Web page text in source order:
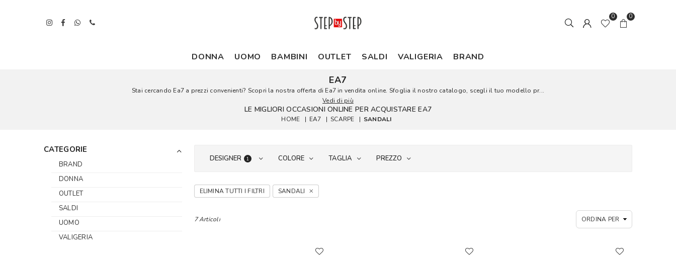
0 0
DONNA UOMO BAMBINI OUTLET SALDI VALIGERIA BRAND
EA7
Stai cercando Ea7 a prezzi convenienti? Scopri la nostra offerta di Ea7 in vendita online. Sfoglia il nostro catalogo, scegli il tuo modello pr...
Vedi di più
LE MIGLIORI OCCASIONI ONLINE PER ACQUISTARE EA7
HOME | EA7 | SCARPE | SANDALI
CATEGORIE
BRAND
DONNA
OUTLET
SALDI
UOMO
VALIGERIA
DESIGNER 1 COLORE TAGLIA PREZZO
ELIMINA TUTTI I FILTRI SANDALI
7 Articoli